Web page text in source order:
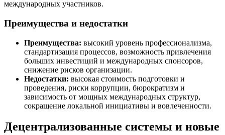
международных участников.
Преимущества и недостатки
Преимущества: высокий уровень профессионализма,
стандартизация процессов, возможность привлечения
больших инвестиций и международных спонсоров,
снижение рисков организации.
Недостатки: высокая стоимость подготовки и
проведения, риски коррупции, бюрократизм и
зависимость от мощных международных структур,
сокращение локальной инициативы и вовлеченности.
Децентрализованные системы и новые